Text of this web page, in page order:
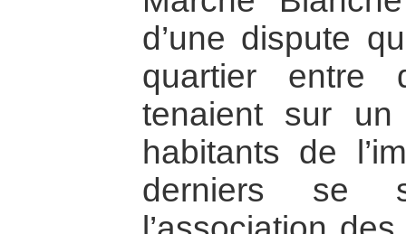
d’une dispute
quartier entre
tenaient sur
habitants de
derniers se